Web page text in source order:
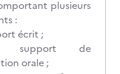
plusieurs
:
écrit ;
de
orale ;